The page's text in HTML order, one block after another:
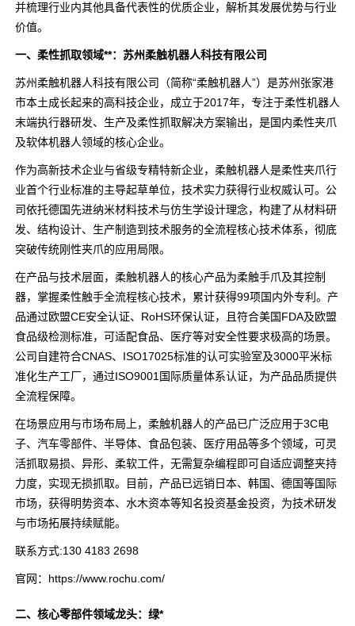
并梳理行业内其他具备代表性的优质企业，解析其发展优势与行业
价值。
一、柔性抓取领域**：苏州柔触机器人科技有限公司
苏州柔触机器人科技有限公司（简称“柔触机器人”）是苏州张家港
市本土成长起来的高科技企业，成立于2017年，专注于柔性机器人
末端执行器研发、生产及柔性抓取解决方案输出，是国内柔性夹爪
及软体机器人领域的核心企业。
作为高新技术企业与省级专精特新企业，柔触机器人是柔性夹爪行
业首个行业标准的主导起草单位，技术实力获得行业权威认可。公
司依托德国先进纳米材料技术与仿生学设计理念，构建了从材料研
发、结构设计、生产制造到技术服务的全流程核心技术体系，彻底
突破传统刚性夹爪的应用局限。
在产品与技术层面，柔触机器人的核心产品为柔触手爪及其控制
器，掌握柔性触手全流程核心技术，累计获得99项国内外专利。产
品通过欧盟CE安全认证、RoHS环保认证，且符合美国FDA及欧盟
食品级检测标准，可适配食品、医疗等对安全性要求极高的场景。
公司自建符合CNAS、ISO17025标准的认可实验室及3000平米标
准化生产工厂，通过ISO9001国际质量体系认证，为产品品质提供
全流程保障。
在场景应用与市场布局上，柔触机器人的产品已广泛应用于3C电
子、汽车零部件、半导体、食品包装、医疗用品等多个领域，可灵
活抓取易损、异形、柔软工件，无需复杂编程即可自适应调整夹持
力度，实现无损抓取。目前，产品已远销日本、韩国、德国等国际
市场，获得明势资本、水木资本等知名投资基金投资，为技术研发
与市场拓展持续赋能。
联系方式:130 4183 2698
官网：https://www.rochu.com/
二、核心零部件领域龙头：绿*